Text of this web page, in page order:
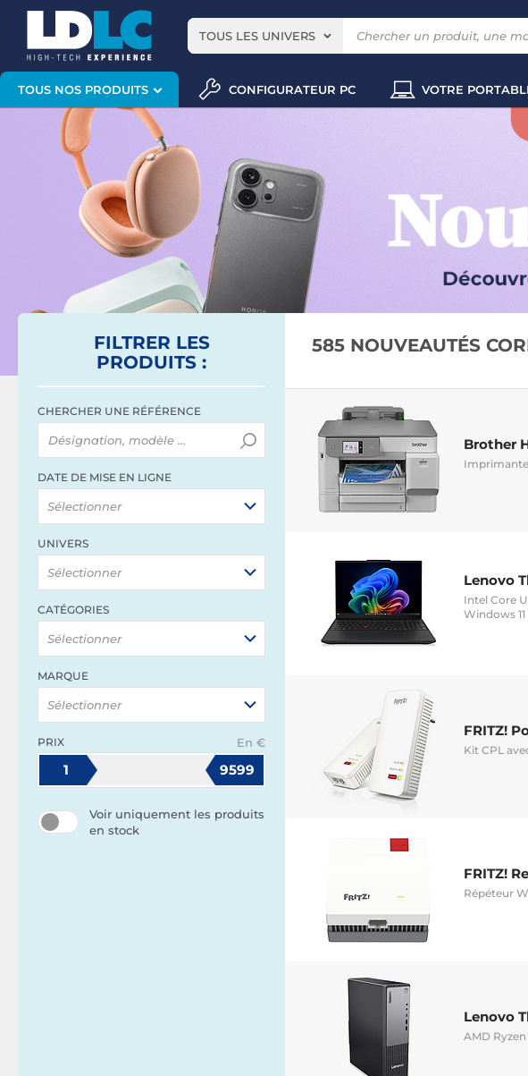
TOUS LES UNIVERS
TOUS NOS PRODUITS CONFIGURATEUR PC VOTRE
FILTRER LES
PRODUITS :
CHERCHER UNE RÉFÉRENCE
DATE DE MISE EN LIGNE
Sélectionner
UNIVERS
Sélectionner
CATÉGORIES
Sélectionner
MARQUE
Sélectionner
PRIX En €
1 9599
Voir uniquement les produits
en stock
585 NOUVEAUTÉS
Brother
Lenovo
Intel Core
Windows
FRITZ!
Kit CPL
FRITZ!
Répéteur
Lenovo
AMD Ryzen